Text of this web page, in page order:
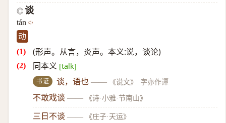
◎ 谈
tán
动
(形声。从言，炎声。本义:说，谈论)
同本义 [talk]
书证 谈，语也 —— 《说文》 字亦作谭
不敢戏谈 —— 《诗·小雅·节南山》
三日不谈 —— 《庄子·天运》